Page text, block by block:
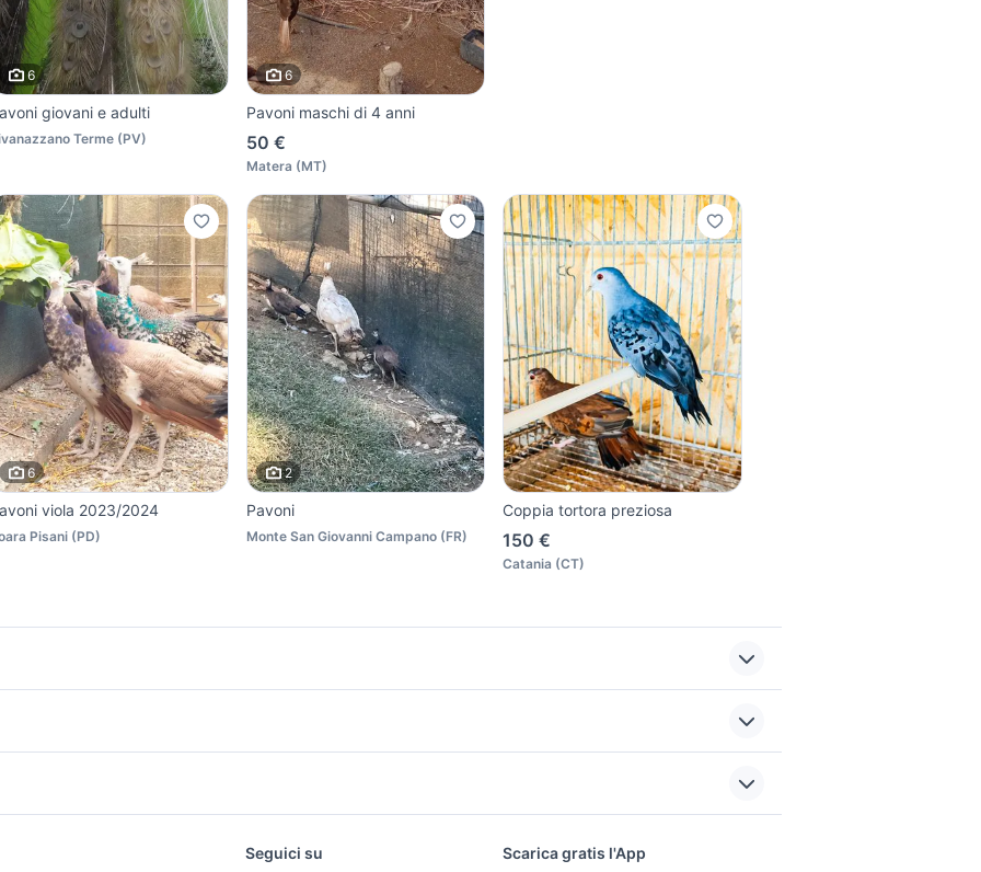
6
giovani e adulti
Terme (PV)
6
Pavoni maschi di 4 anni
50 €
Matera (MT)
6
viola 2023/2024
Pisani (PD)
2
Pavoni
Monte San Giovanni Campano(FR)
Coppia tortora preziosa
150 €
Catania (CT)
labrador toscana
trasportino trixie
animali colognola ai colli
sardegna
regalo animali Imperia
animali Santa Marinella
Seguici su Scarica gratis l'App